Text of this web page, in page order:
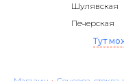
Шулявская
Печерская
Тут